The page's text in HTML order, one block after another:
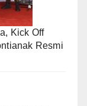
Kick Off
Resmi